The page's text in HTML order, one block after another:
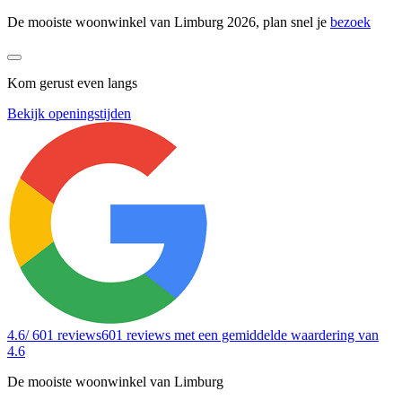
De mooiste woonwinkel van Limburg 2026, plan snel je bezoek
Kom gerust even langs
Bekijk openingstijden
4.6/ 601 reviews601 reviews met een gemiddelde waardering van
4.6
De mooiste woonwinkel van Limburg